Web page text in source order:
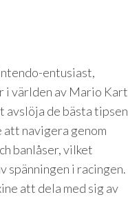
entusiast,
i världen av Mario Kart
avslöja de bästa tipsen
att navigera genom
banlåser, vilket
spänningen i racingen.
att dela med sig av